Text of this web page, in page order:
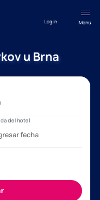
Menú
Log in
u Brna